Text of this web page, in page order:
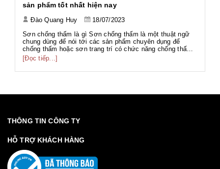
sản phẩm tốt nhất hiện nay
Đào Quang Huy
18/07/2023
Sơn chống thấm là gì Sơn chống thấm là một thuật ngữ
chung dùng để nói tới các sản phẩm chuyên dụng để
chống thấm hoặc sơn trang trí có chức năng chống thấm.
Với thành phần đa dạng như gốc PU, gốc Acrylic, gốc Xi
măng... phục vụ nhiều hạng mục công trình với nhiều mục
đích khác nhau. Sơn chố...
[Đọc tiếp...]
THÔNG TIN CÔNG TY
HỖ TRỢ KHÁCH HÀNG